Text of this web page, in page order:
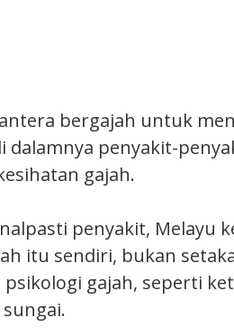
bergajah untuk
dalamnya penyakit-
gajah.
penyakit, Melayu
itu sendiri, bukan
gajah, seperti